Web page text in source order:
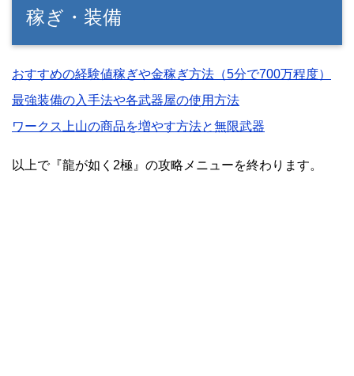
稼ぎ・装備
おすすめの経験値稼ぎや金稼ぎ方法（5分で700万程度）
最強装備の入手法や各武器屋の使用方法
ワークス上山の商品を増やす方法と無限武器
以上で『龍が如く2極』の攻略メニューを終わります。